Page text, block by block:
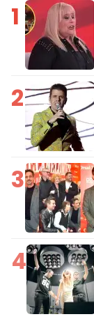
1
2
3
4